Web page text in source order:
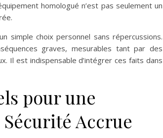
homologué n’est pas seulement un
simple choix personnel sans répercussions.
graves, mesurables tant par des
Il est indispensable d’intégrer ces faits dans
pour une
Accrue